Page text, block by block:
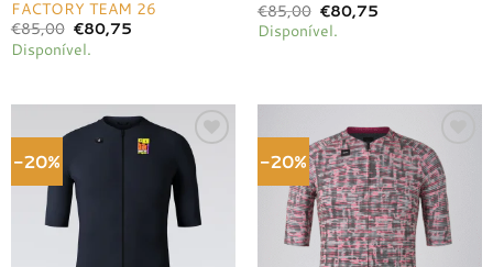
FACTORY TEAM 26
€85,00 O
preço
original
€80,75O
Disponível.
€85,00 O
preço
original
€80,75O
Disponível.
-20%
Adicionar
à lista de
desejos
-20%
Adicionar
à lista de
desejos